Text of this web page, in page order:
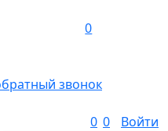
0
звонок
0 0 Войти